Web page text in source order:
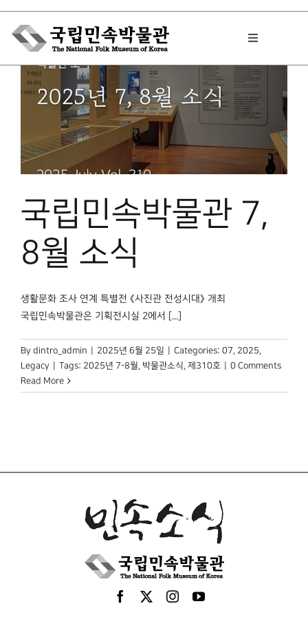
Skip
content
Toggle
박물관에서는
민속이야기
민속 인사이드
원문보기 PDF
박물관 홈페이지
국립민속박물관 7,
8월 소식
생활문화 조사 연계 특별전 《사진관 전성시대》 개최
국립민속박물관은 기획전시실 2에서 [...]
By dintro_admin 2025년 6월 25일 Categories: 07 2025
Legacy
Tags: 2025년 7-8월 박물관소식 제310호
0 Comments
Read More